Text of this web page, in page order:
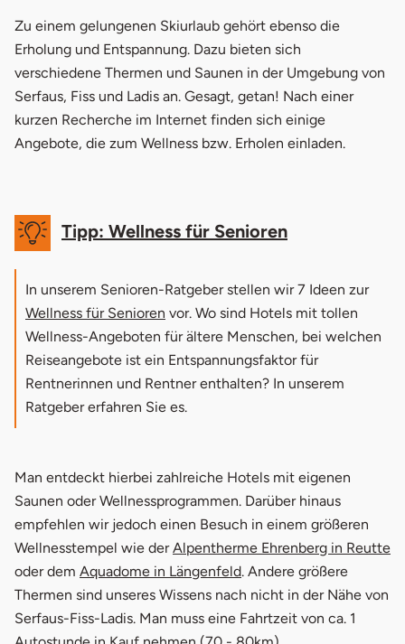
Zu einem gelungenen Skiurlaub gehört ebenso die
Erholung und Entspannung. Dazu bieten sich
verschiedene Thermen und Saunen in der Umgebung von
Serfaus, Fiss und Ladis an. Gesagt, getan! Nach einer
kurzen Recherche im Internet finden sich einige
Angebote, die zum Wellness bzw. Erholen einladen.
Tipp: Wellness für Senioren
In unserem Senioren-Ratgeber stellen wir 7 Ideen zur
Wellness für Senioren vor. Wo sind Hotels mit tollen
Wellness-Angeboten für ältere Menschen, bei welchen
Reiseangebote ist ein Entspannungsfaktor für
Rentnerinnen und Rentner enthalten? In unserem
Ratgeber erfahren Sie es.
Man entdeckt hierbei zahlreiche Hotels mit eigenen
Saunen oder Wellnessprogrammen. Darüber hinaus
empfehlen wir jedoch einen Besuch in einem größeren
Wellnesstempel wie derAlpentherme Ehrenberg in Reutte
oder dem Aquadome in Längenfeld. Andere größere
Thermen sind unseres Wissens nach nicht in der Nähe von
Serfaus-Fiss-Ladis. Man muss eine Fahrtzeit von ca. 1